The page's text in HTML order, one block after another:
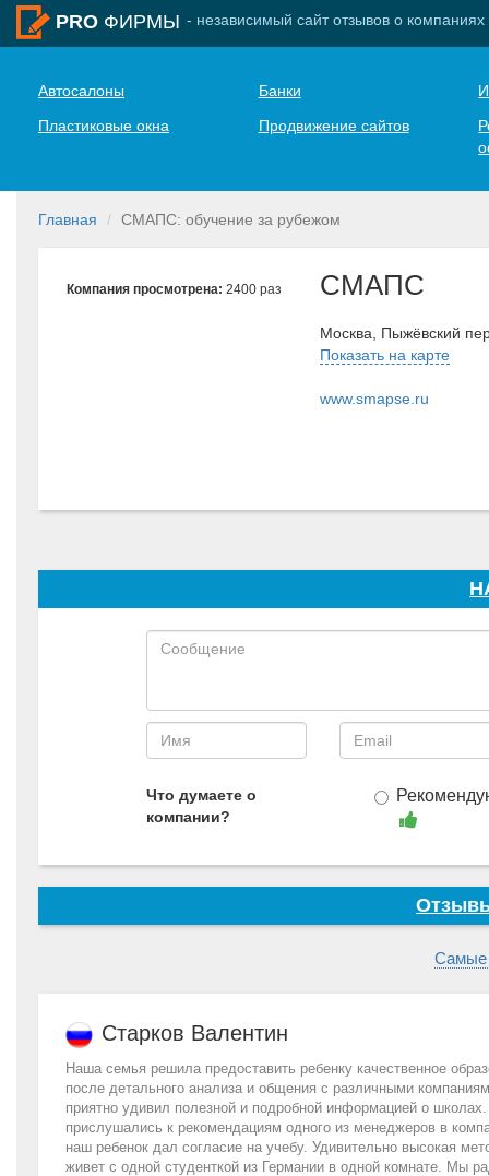
PRO ФИРМЫ - независимый сайт отзывов о компаниях
Автосалоны Банки
Пластиковые окна
Продвижение сайтов
Главная СМАПС: обучение за рубежом
Компания просмотрена: 2400 раз СМАПС
Москва, Пыжёвский
Показать на карте
www.smapse.ru
Что думаете о
компании?
Самые
Старков Валентин
Наша семья решила предоставить ребенку качественное
после детального анализа и общения с различными
приятно удивил полезной и подробной информацией о
прислушались к рекомендациям одного из менеджеров в
наш ребенок дал согласие на учебу. Удивительно высокая
живет с одной студенткой из Германии в одной комнате. Мы